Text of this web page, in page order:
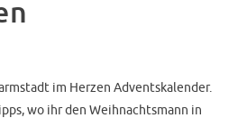
im Herzen Adventskalender.
wo ihr den Weihnachtsmann in